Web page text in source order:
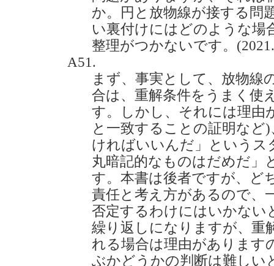
か。円と放物線が接する問
い裏付けにはどのような場
整理がつかないです。
A51.
まず、事実として、放物線
合は、重解条件をうまく使
す。しかし、それには理由
と一致することの証明など
ければいいんだ」というス
丸暗記的なものはだめだ」
す。本書は後者ですが、ど
責任と考え方があるので、
否定するわけにはいかない
繰り返しになりますが、重
れる場合は理由があります
ぶかどうかの判断は難しい